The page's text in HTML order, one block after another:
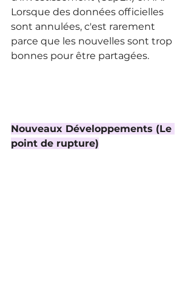
Lorsque des données officielles
sont annulées, c'est rarement
parce que les nouvelles sont trop
bonnes pour être partagées.
Nouveaux Développements (Le
point de rupture)